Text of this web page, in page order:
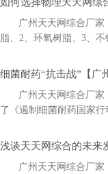
如何选择物理天天网综
广州天天网综合厂家
脂、2、环氧树脂、
细菌耐药“抗击战”【广
广州天天网综合厂家
了《遏制细菌耐药国家
浅谈天天网综合的未来
广州天天网综合厂家